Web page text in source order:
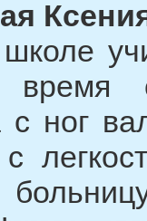
время
с ног